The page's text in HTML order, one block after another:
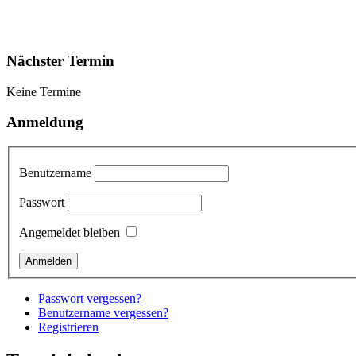
Nächster Termin
Keine Termine
Anmeldung
Benutzername
Passwort
Angemeldet bleiben
Passwort vergessen?
Benutzername vergessen?
Registrieren